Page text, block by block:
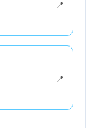
📍
📍